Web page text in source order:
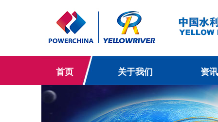
首页 关于我们 资